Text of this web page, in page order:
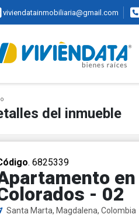
viviendatainmobiliaria@gmail.com
del inmueble
. 6825339
- 02
Santa Marta, Magdalena, Colombia